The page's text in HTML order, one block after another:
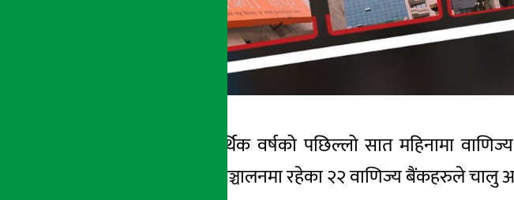
काठमाडौं । चालु आर्थिक वर्षको पछिल्लो सात महिनामा
तथ्यांकअनुसार हाल सञ्चालनमा रहेका २२ वाणिज्य बैंकहरुले चालु